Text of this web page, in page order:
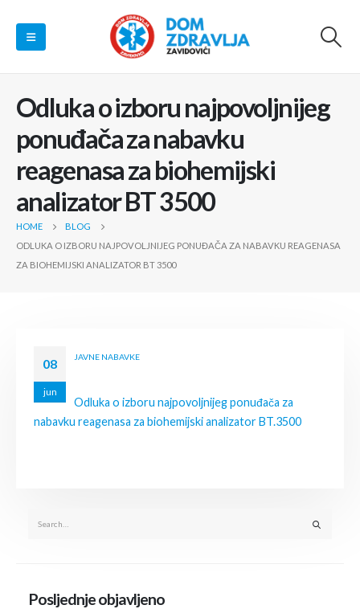
Odluka o izboru najpovoljnijeg
ponuđača za nabavku
reagenasa za biohemijski
analizator BT 3500
HOME
BLOG
ODLUKA O IZBORU NAJPOVOLJNIJEG PONUĐAČA ZA NABAVKU REAGENASA
ZA BIOHEMIJSKI ANALIZATOR BT 3500
08
jun
JAVNE NABAVKE
Odluka o izboru najpovoljnijeg ponuđača za
nabavku reagenasa za biohemijski analizator BT.3500
Posljednje objavljeno